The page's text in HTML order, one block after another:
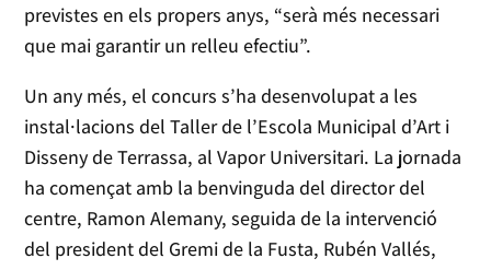
previstes en els propers anys, “serà més necessari
que mai garantir un relleu efectiu”.
Un any més, el concurs s’ha desenvolupat a les
instal·lacions del Taller de l’Escola Municipal d’Art i
Disseny de Terrassa, al Vapor Universitari. La jornada
ha començat amb la benvinguda del director del
centre, Ramon Alemany, seguida de la intervenció
del president del Gremi de la Fusta, Rubén Vallés,